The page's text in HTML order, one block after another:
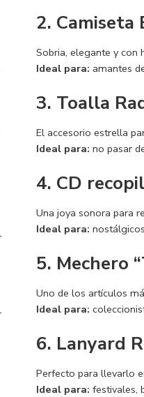
2. Camiseta
Sobria, elegante y con
Ideal para: amantes
3. Toalla
El accesorio estrella
Ideal para: no pasar
4. CD
Una joya sonora para
Ideal para:
5. Mechero
Uno de los artículos
Ideal para:
6. Lanyard
Perfecto para llevarlo
Ideal para: festivales,